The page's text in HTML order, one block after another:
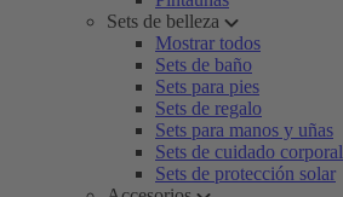
Sets de belleza
Mostrar todos
Sets de baño
Sets para pies
Sets de regalo
Sets para manos y uñas
Sets de cuidado corporal
Sets de protección solar